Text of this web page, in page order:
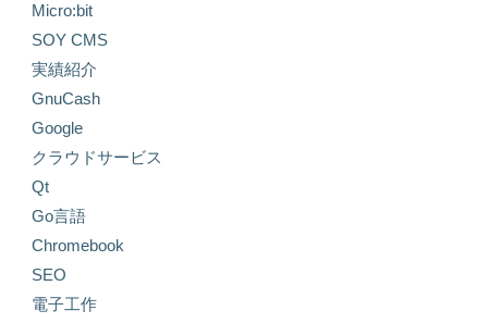
Micro:bit
SOY CMS
実績紹介
GnuCash
Google
クラウドサービス
Qt
Go言語
Chromebook
SEO
電子工作